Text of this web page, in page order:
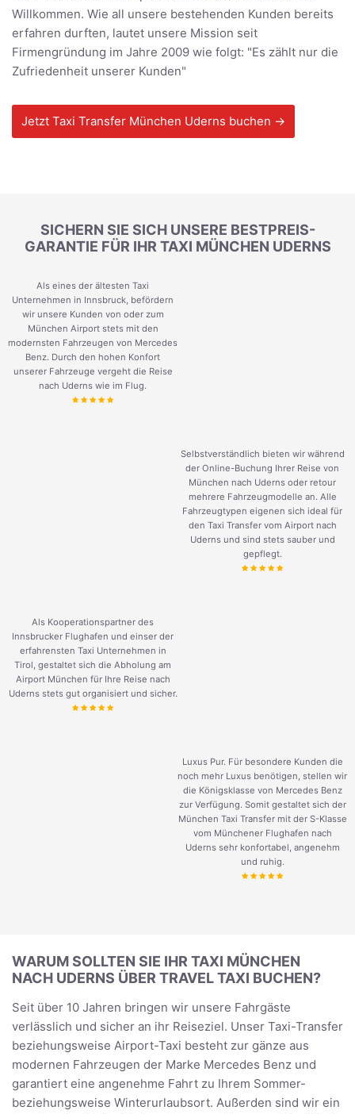
Willkommen. Wie all unsere bestehenden Kunden bereits
erfahren durften, lautet unsere Mission seit
Firmengründung im Jahre 2009 wie folgt: "Es zählt nur die
Zufriedenheit unserer Kunden"
Jetzt Taxi Transfer München Uderns buchen →
SICHERN SIE SICH UNSERE BESTPREIS-
GARANTIE FÜR IHR TAXI MÜNCHEN UDERNS
Als eines der ältesten Taxi
Unternehmen in Innsbruck, befördern
wir unsere Kunden von oder zum
München Airport stets mit den
modernsten Fahrzeugen von Mercedes
Benz. Durch den hohen Konfort
unserer Fahrzeuge vergeht die Reise
nach Uderns wie im Flug.
Selbstverständlich bieten wir während
der Online-Buchung Ihrer Reise von
München nach Uderns oder retour
mehrere Fahrzeugmodelle an. Alle
Fahrzeugtypen eigenen sich ideal für
den Taxi Transfer vom Airport nach
Uderns und sind stets sauber und
gepflegt.
Als Kooperationspartner des
Innsbrucker Flughafen und einser der
erfahrensten Taxi Unternehmen in
Tirol, gestaltet sich die Abholung am
Airport München für Ihre Reise nach
Uderns stets gut organisiert und sicher.
Luxus Pur. Für besondere Kunden die
noch mehr Luxus benötigen, stellen wir
die Königsklasse von Mercedes Benz
zur Verfügung. Somit gestaltet sich der
München Taxi Transfer mit der S-Klasse
vom Münchener Flughafen nach
Uderns sehr konfortabel, angenehm
und ruhig.
WARUM SOLLTEN SIE IHR TAXI MÜNCHEN
NACH UDERNS ÜBER TRAVEL TAXI BUCHEN?
Seit über 10 Jahren bringen wir unsere Fahrgäste
verlässlich und sicher an ihr Reiseziel. Unser Taxi-Transfer
beziehungsweise Airport-Taxi besteht zur gänze aus
modernen Fahrzeugen der Marke Mercedes Benz und
garantiert eine angenehme Fahrt zu Ihrem Sommer-
beziehungsweise Winterurlaubsort. Außerden sind wir ein